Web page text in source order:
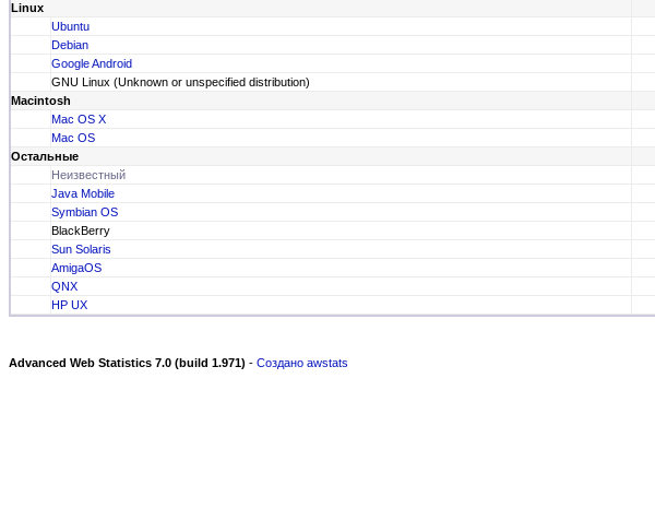
Linux
Ubuntu
Debian
Google Android
GNU Linux (Unknown or unspecified distribution)
Macintosh
Mac OS X
Mac OS
Остальные
Неизвестный
Java Mobile
Symbian OS
BlackBerry
Sun Solaris
AmigaOS
QNX
HP UX
Advanced Web Statistics 7.0 (build 1.971) - Создано awstats